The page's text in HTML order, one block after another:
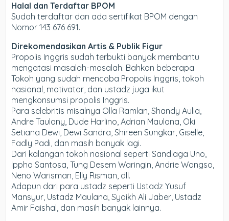
Halal dan Terdaftar BPOM
Sudah terdaftar dan ada sertifikat BPOM dengan
Nomor 143 676 691.
Direkomendasikan Artis & Publik Figur
Propolis Inggris sudah terbukti banyak membantu
mengatasi masalah-masalah. Bahkan beberapa
Tokoh yang sudah mencoba Propolis Inggris, tokoh
nasional, motivator, dan ustadz juga ikut
mengkonsumsi propolis Inggris.
Para selebritis misalnya Olla Ramlan, Shandy Aulia,
Andre Taulany, Dude Harlino, Adrian Maulana, Oki
Setiana Dewi, Dewi Sandra, Shireen Sungkar, Giselle,
Fadly Padi, dan masih banyak lagi.
Dari kalangan tokoh nasional seperti Sandiaga Uno,
Ippho Santosa, Tung Desem Waringin, Andrie Wongso,
Neno Warisman, Elly Risman, dll.
Adapun dari para ustadz seperti Ustadz Yusuf
Mansyur, Ustadz Maulana, Syaikh Ali Jaber, Ustadz
Amir Faishal, dan masih banyak lainnya.